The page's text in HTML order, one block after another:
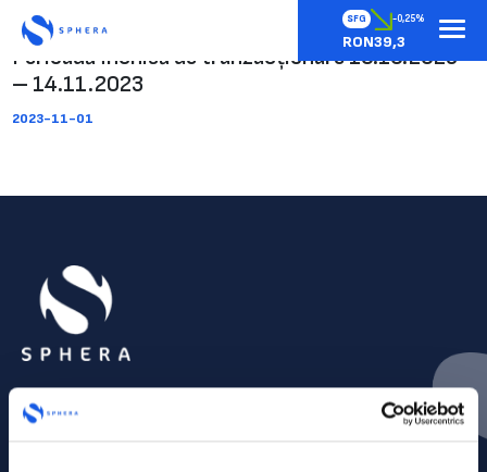
SFG -0,25%
RON39,3
Perioadă închisă de tranzacționare 16.10.2023
– 14.11.2023
2023-11-01